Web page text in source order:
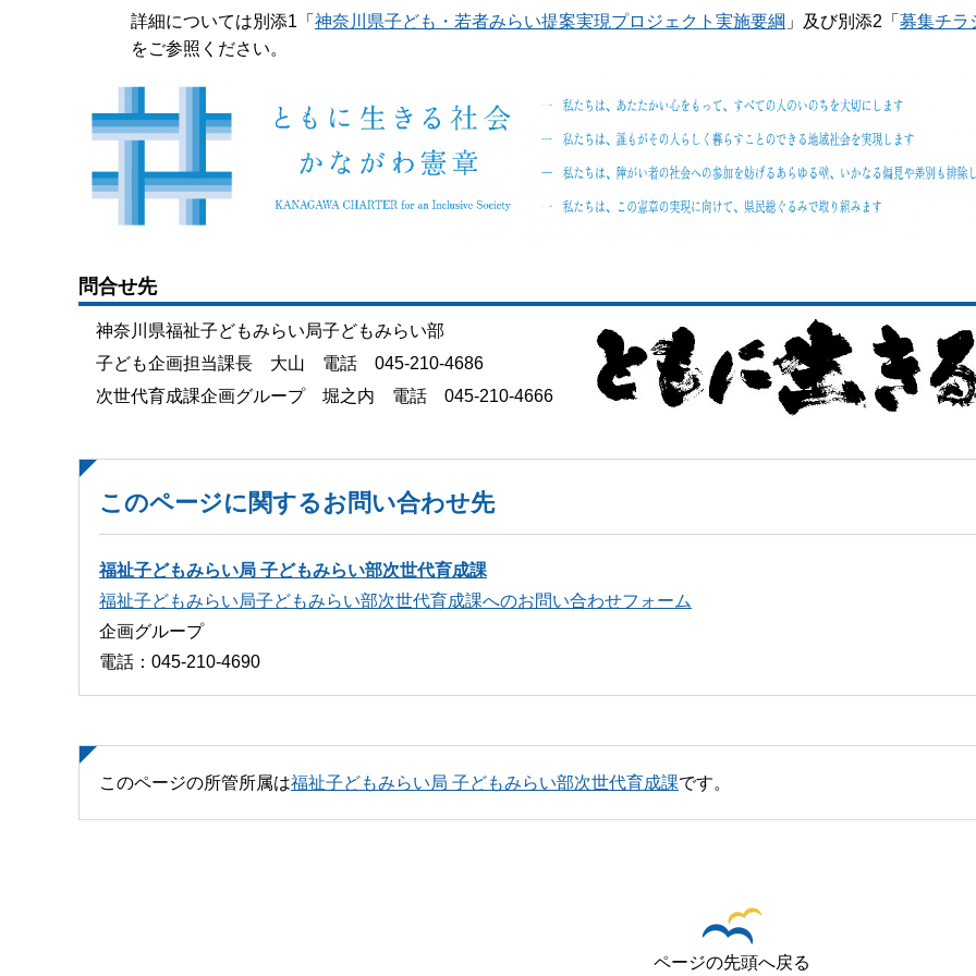
詳細については別添1「 神奈川県子ども・若者みらい提案実現プロジェクト実施要綱 」及び別添2「 募集チラ
をご参照ください。
問合せ先
神奈川県福祉子どもみらい局子どもみらい部
子ども企画担当課長 大山 電話 045-210-4686
次世代育成課企画グループ 堀之内 電話 045-210-4666
このページに関するお問い合わせ先
福祉子どもみらい局 子どもみらい部次世代育成課
福祉子どもみらい局子どもみらい部次世代育成課へのお問い合わせフォーム
企画グループ
電話：045-210-4690
このページの所管所属は福祉子どもみらい局 子どもみらい部次世代育成課です。
ページの先頭へ戻る